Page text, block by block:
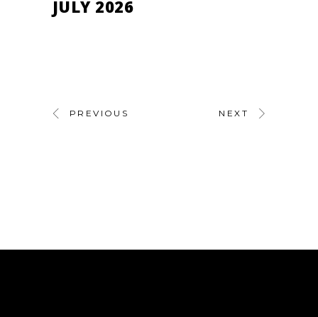
JULY 2026
PREVIOUS NEXT